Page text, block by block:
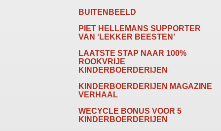
BUITENBEELD
PIET HELLEMANS SUPPORTER
VAN ‘LEKKER BEESTEN’
LAATSTE STAP NAAR 100%
ROOKVRIJE
KINDERBOERDERIJEN
KINDERBOERDERIJEN MAGAZINE
VERHAAL
WECYCLE BONUS VOOR 5
KINDERBOERDERIJEN